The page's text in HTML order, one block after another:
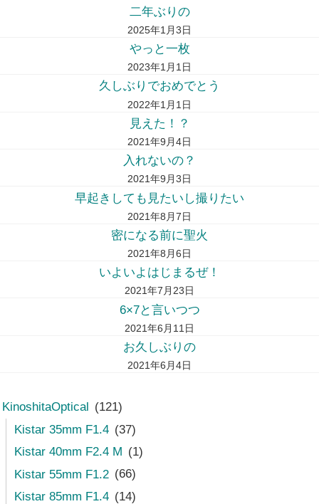
二年ぶりの
2025年1月3日
やっと一枚
2023年1月1日
久しぶりでおめでとう
2022年1月1日
見えた！？
2021年9月4日
入れないの？
2021年9月3日
早起きしても見たいし撮りたい
2021年8月7日
密になる前に聖火
2021年8月6日
いよいよはじまるぜ！
2021年7月23日
6×7と言いつつ
2021年6月11日
お久しぶりの
2021年6月4日
KinoshitaOptical
(121)
Kistar 35mm F1.4 (37)
Kistar 40mm F2.4 M (1)
Kistar 55mm F1.2 (66)
Kistar 85mm F1.4 (14)